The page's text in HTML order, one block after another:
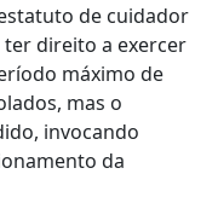
de cuidador
direito a exercer
máximo de
mas o
invocando
da